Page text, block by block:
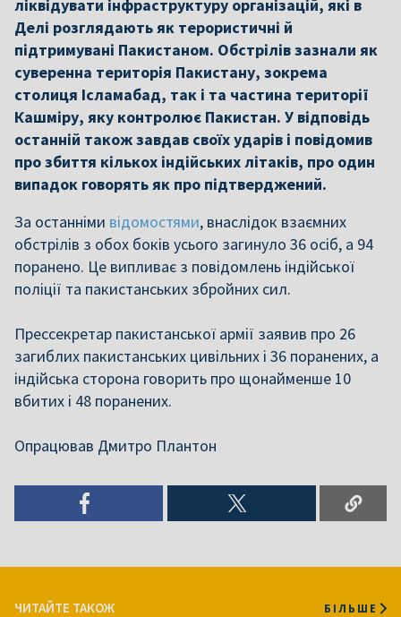
ліквідувати інфраструктуру організацій, які в
Делі розглядають як терористичні й
підтримувані Пакистаном. Обстрілів зазнали як
суверенна територія Пакистану, зокрема
столиця Ісламабад, так і та частина території
Кашміру, яку контролює Пакистан. У відповідь
останній також завдав своїх ударів і повідомив
про збиття кількох індійських літаків, про один
випадок говорять як про підтверджений.
За останніми відомостями, внаслідок взаємних
обстрілів з обох боків усього загинуло 36 осіб, а 94
поранено. Це випливає з повідомлень індійської
поліції та пакистанських збройних сил.
Прессекретар пакистанської армії заявив про 26
загиблих пакистанських цивільних і 36 поранених, а
індійська сторона говорить про щонайменше 10
вбитих і 48 поранених.
Опрацював Дмитро Плантон
ЧИТАЙТЕ ТАКОЖ БІЛЬШЕ